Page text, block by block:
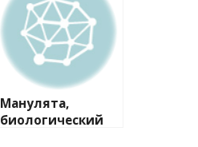
Манулята,
биологический